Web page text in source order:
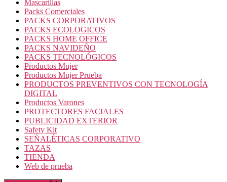
Mascarillas
Packs Comerciales
PACKS CORPORATIVOS
PACKS ECOLOGICOS
PACKS HOME OFFICE
PACKS NAVIDEÑO
PACKS TECNOLÓGICOS
Productos Mujer
Productos Mujer Prueba
PRODUCTOS PREVENTIVOS CON TECNOLOGÍA
DIGITAL
Productos Varones
PROTECTORES FACIALES
PUBLICIDAD EXTERIOR
Safety Kit
SEÑALÉTICAS CORPORATIVO
TAZAS
TIENDA
Web de prueba